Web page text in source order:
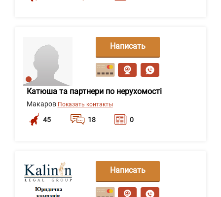
Катюша та партнери по нерухомості
Макаров Показать контакты
45 18 0
Написать
сообщение
Написать
сообщение